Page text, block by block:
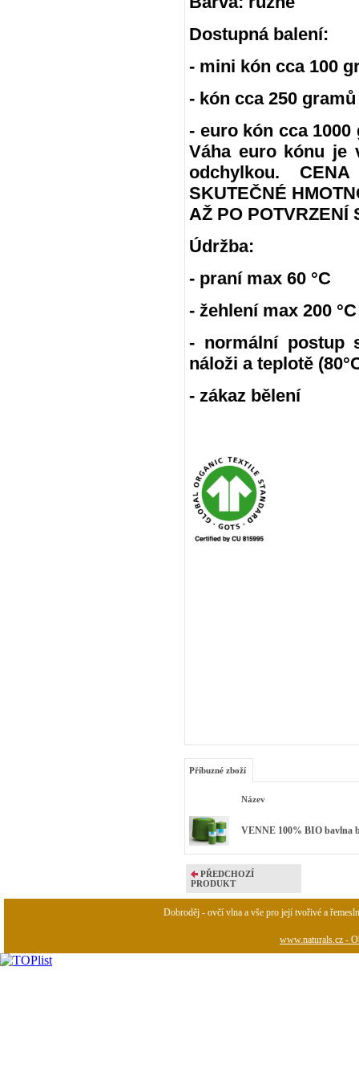
Dostupná balení:
- mini kón cca 100
- kón cca 250
- euro kón cca 1000
Váha euro kónu je
odchylkou.
SKUTEČNÉ
AŽ PO POTVRZENÍ
Údržba:
- praní max 60 °C
- žehlení max 200 °C
- normální postup
náloži a teplotě
- zákaz bělení
Příbuzné zboží
Název
VENNE 100% BIO bavlna
PŘEDCHOZÍ
PRODUKT
Dobroděj - ovčí vlna a vše pro její tvořivé a
www.naturals.cz -